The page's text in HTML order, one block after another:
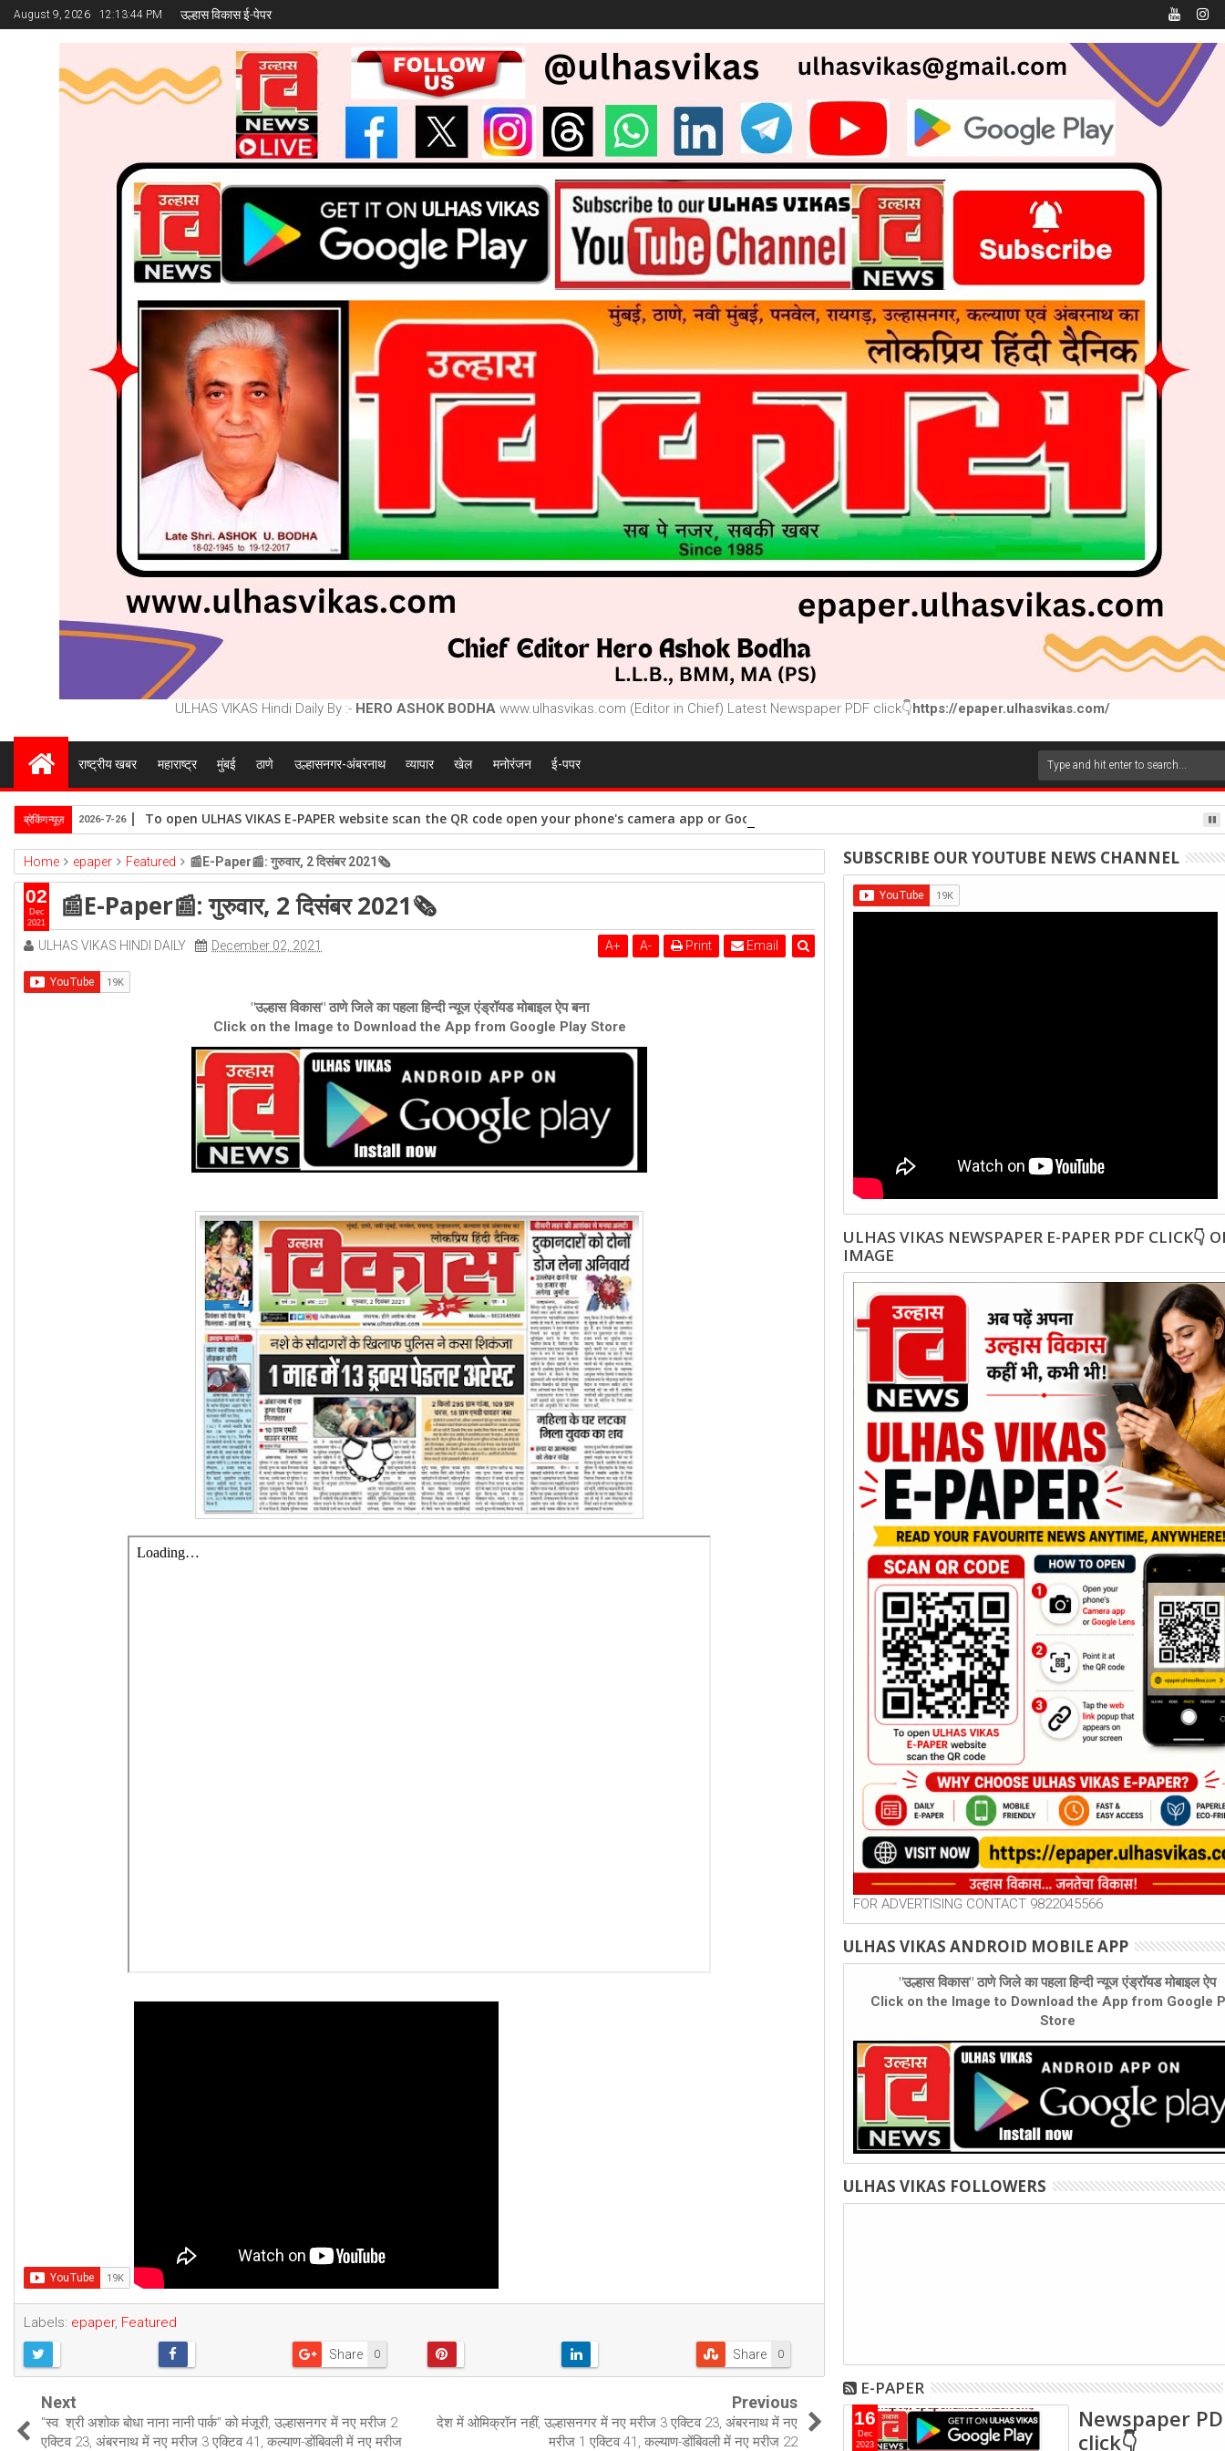
August 9, 2026 12:13:45 PM उल्हास विकास ई-पेपर
ULHAS VIKAS Hindi Daily By :- HERO ASHOK BODHA www.ulhasvikas.com (Editor in Chief) Latest Newspaper PDF click👇https://epaper.ulhasvikas.com/
राष्ट्रीय खबर महाराष्ट्र मुंबई ठाणे उल्हासनगर-अंबरनाथ व्यापार खेल मनोरंजन ई-पपर
ब्रेकिंग न्यूज़ To open ULHAS VIKAS E-PAPER website scan the QR code open your phone's camera app or Google Lens, point it at the code, and tap the web link popup that appears
2026-7-26
Home epaper Featured 📰E-Paper📰: गुरुवार, 2 दिसंबर 2021🗞
📰E-Paper📰: गुरुवार, 2 दिसंबर 2021🗞
ULHAS VIKAS HINDI DAILY December 02, 2021 A+ A- Print Email
"उल्हास विकास" ठाणे जिले का पहला हिन्दी न्यूज एंड्रॉयड मोबाइल ऐप बना
Click on the Image to Download the App from Google Play Store
Labels: epaper, Featured
0
Share 0
Share
02
Dec
2021
Next
"स्व. श्री अशोक बोधा नाना नानी पार्क" को मंजूरी, उल्हासनगर में नए मरीज 2
एक्टिव 23, अंबरनाथ में नए मरीज 3 एक्टिव 41, कल्याण-डोंबिवली में नए मरीज
Previous
देश में ओमिक्रॉन नहीं, उल्हासनगर में नए मरीज 3 एक्टिव 23, अंबरनाथ में नए
मरीज 1 एक्टिव 41, कल्याण-डोंबिवली में नए मरीज 22
SUBSCRIBE OUR YOUTUBE NEWS CHANNEL
ULHAS VIKAS NEWSPAPER E-PAPER PDF CLICK👇
IMAGE
FOR ADVERTISING CONTACT 9822045566
ULHAS VIKAS ANDROID MOBILE APP
"उल्हास विकास" ठाणे जिले का पहला हिन्दी न्यूज एंड्रॉयड मोबाइल ऐप
Click on the Image to Download the App from Google
Store
ULHAS VIKAS FOLLOWERS
E-PAPER
16
Dec
2023
Newspaper
click👇